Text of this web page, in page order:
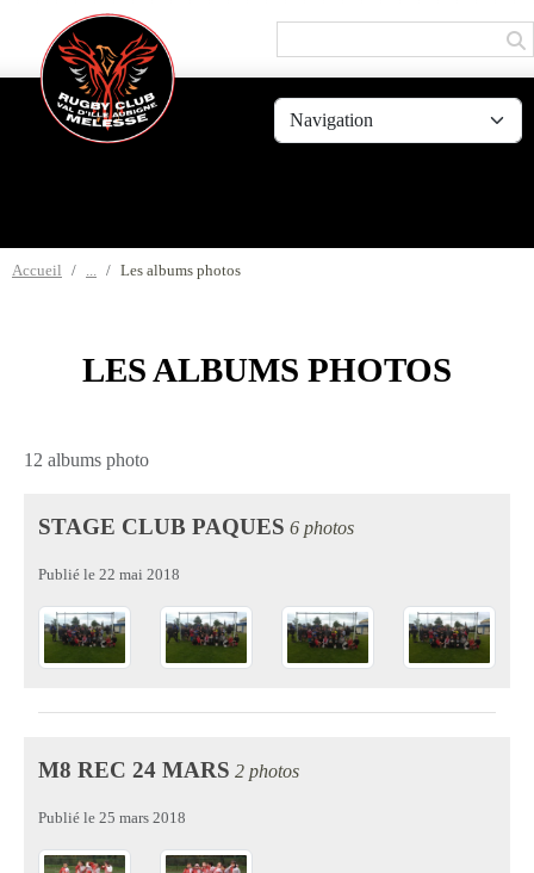
Accueil Les albums photos
LES ALBUMS PHOTOS
12 albums photo
STAGE CLUB PAQUES 6 photos
Publié le 22 mai 2018
M8 REC 24 MARS 2 photos
Publié le 25 mars 2018
Panneau de gestion des cookies